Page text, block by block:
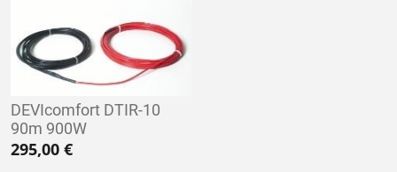
DEVIcomfort DTIR-10
90m 900W
295,00 €